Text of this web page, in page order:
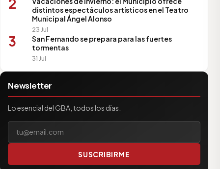
distintos espectáculos artísticos en el Teatro
Municipal Ángel Alonso
23 Jul
3
San Fernando se prepara para las fuertes
tormentas
31 Jul
Newsletter
Lo esencial del GBA, todos los días.
Tu correo electrónico
SUSCRIBIRME